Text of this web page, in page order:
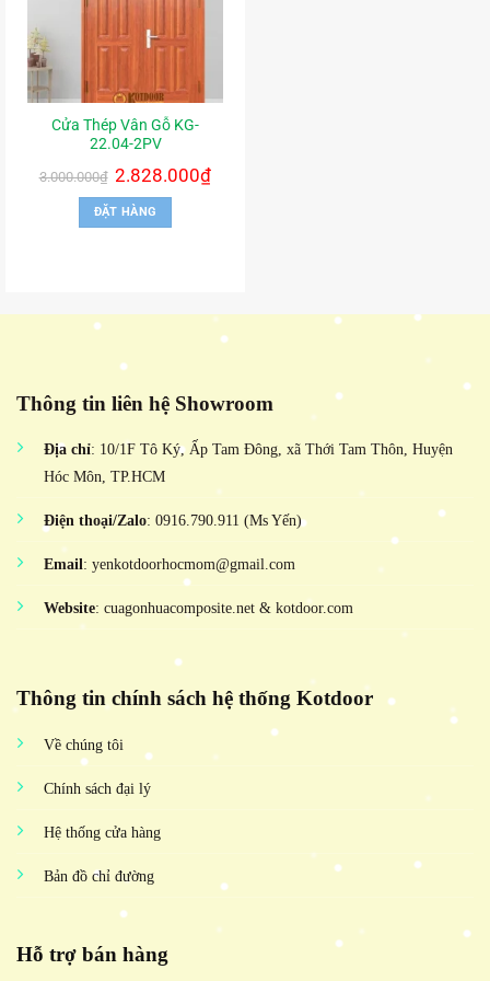
Cửa Thép Vân Gỗ KG-
22.04-2PV
3.000.000₫ Giá
gốc
là:
3.000.000₫.
2.828.000₫Giá
ĐẶT HÀNG
Thông tin liên hệ Showroom
Địa chỉ: 10/1F Tô Ký, Ấp Tam Đông, xã Thới Tam Thôn, Huyện
Hóc Môn, TP.HCM
Điện thoại/Zalo: 0916.790.911 (Ms Yến)
Email: yenkotdoorhocmom@gmail.com
Website: cuagonhuacomposite.net & kotdoor.com
Thông tin chính sách hệ thống Kotdoor
Về chúng tôi
Chính sách đại lý
Hệ thống cửa hàng
Bản đồ chỉ đường
Hỗ trợ bán hàng